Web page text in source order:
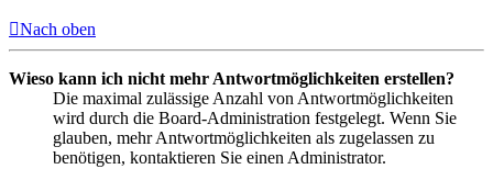
Nach oben
Wieso kann ich nicht mehr Antwortmöglichkeiten erstellen?
Die maximal zulässige Anzahl von Antwortmöglichkeiten
wird durch die Board-Administration festgelegt. Wenn Sie
glauben, mehr Antwortmöglichkeiten als zugelassen zu
benötigen, kontaktieren Sie einen Administrator.